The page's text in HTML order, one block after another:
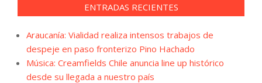
ENTRADAS RECIENTES
Araucanía: Vialidad realiza intensos trabajos de
despeje en paso fronterizo Pino Hachado
Música: Creamfields Chile anuncia line up histórico
desde su llegada a nuestro país